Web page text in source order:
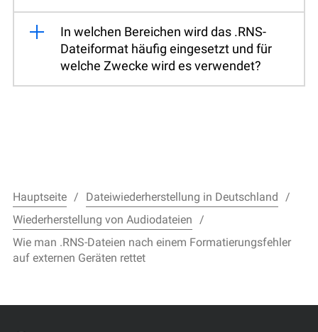
In welchen Bereichen wird das .RNS-
Dateiformat häufig eingesetzt und für
welche Zwecke wird es verwendet?
Hauptseite
Dateiwiederherstellung in Deutschland
Wiederherstellung von Audiodateien
Wie man .RNS-Dateien nach einem Formatierungsfehler
auf externen Geräten rettet